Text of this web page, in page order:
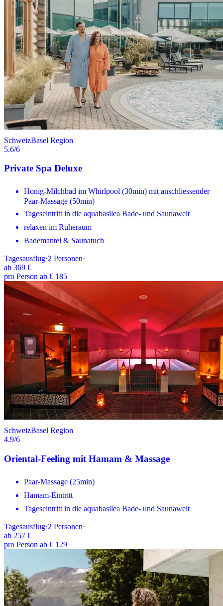
SchweizBasel Region
5.6/6
Private Spa Deluxe
Honig-Milchbad im Whirlpool (30min) mit anschliessender
Paar-Massage (50min)
Tageseintritt in die aquabasilea Bade- und Saunawelt
relaxen im Ruheraum
Bademantel & Saunatuch
Tagesausflug·2 Personen·
ab 369 €
pro Person ab € 185
SchweizBasel Region
4.9/6
Oriental-Feeling mit Hamam & Massage
Paar-Massage (25min)
Hamam-Eintritt
Tageseintritt in die aquabasilea Bade- und Saunawelt
Tagesausflug·2 Personen·
ab 257 €
pro Person ab € 129